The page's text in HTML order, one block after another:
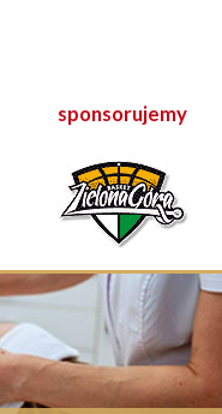
sponsorujemy